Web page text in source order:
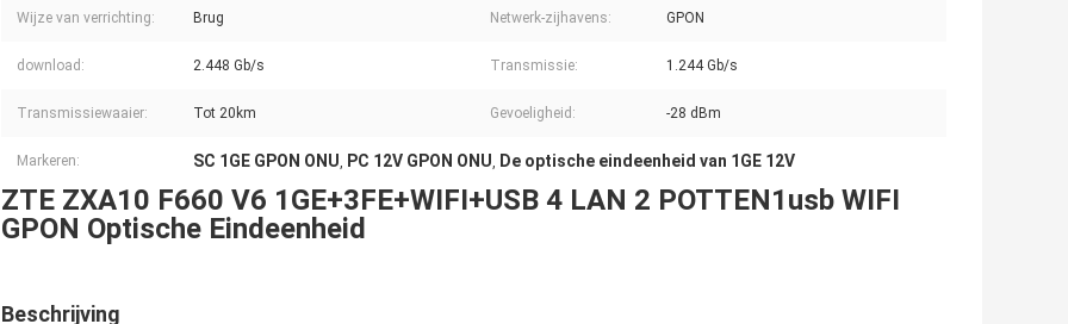
Wijze van verrichting: Brug Netwerk-zijhavens: GPON
download: 2.448 Gb/s Transmissie: 1.244 Gb/s
Transmissiewaaier: Tot 20km Gevoeligheid: -28 dBm
Markeren: SC 1GE GPON ONU, PC 12V GPON ONU, De optische eindeenheid van 1GE 12V
ZTE ZXA10 F660 V6 1GE+3FE+WIFI+USB 4 LAN 2 POTTEN1usb WIFI
GPON Optische Eindeenheid
Beschrijving